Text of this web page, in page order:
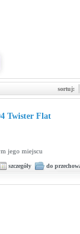
sortuj:
Twister Flat
jego miejscu
szczegóły do